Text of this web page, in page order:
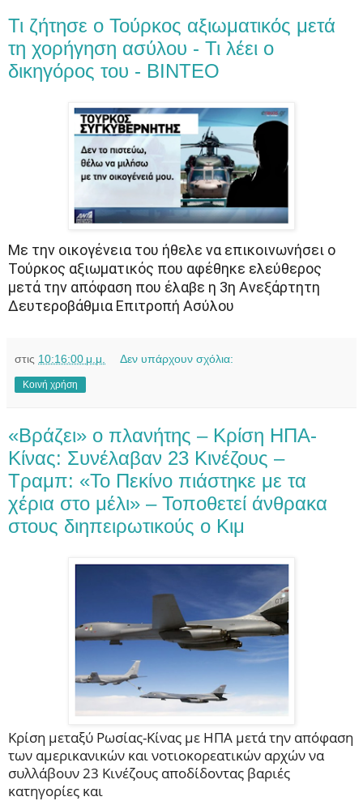
Τι ζήτησε ο Τούρκος αξιωματικός μετά
τη χορήγηση ασύλου - Τι λέει ο
δικηγόρος του - ΒΙΝΤΕΟ
Με την οικογένεια του ήθελε να επικοινωνήσει ο
Τούρκος αξιωματικός που αφέθηκε ελεύθερος
μετά την απόφαση που έλαβε η 3η Ανεξάρτητη
Δευτεροβάθμια Επιτροπή Ασύλου
στις 10:16:00 μ.μ. Δεν υπάρχουν σχόλια:
Κοινή χρήση
«Βράζει» ο πλανήτης – Κρίση ΗΠΑ-
Κίνας: Συνέλαβαν 23 Κινέζους –
Τραμπ: «Το Πεκίνο πιάστηκε με τα
χέρια στο μέλι» – Τοποθετεί άνθρακα
στους διηπειρωτικούς ο Κιμ
Kρίση μεταξύ Ρωσίας-Κίνας με ΗΠΑ μετά την απόφαση
των αμερικανικών και νοτιοκορεατικών αρχών να
συλλάβουν 23 Κινέζους αποδίδοντας βαριές
κατηγορίες και